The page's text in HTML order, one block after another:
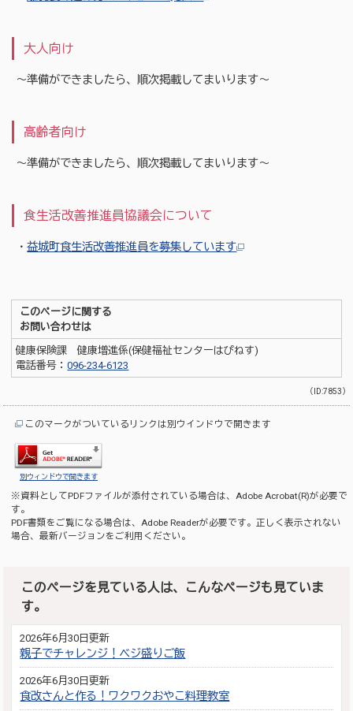
大人向け
～準備ができましたら、順次掲載してまいります～
高齢者向け
～準備ができましたら、順次掲載してまいります～
食生活改善推進員協議会について
・益城町食生活改善推進員を募集しています
このページに関する
お問い合わせは
健康保険課 健康増進係(保健福祉センターはぴねす)
電話番号：096-234-6123
（ID:7853）
このマークがついているリンクは別ウインドウで開きます
別ウィンドウで開きます
※資料としてPDFファイルが添付されている場合は、 Adobe Acrobat(R)が必要で
す。
PDF書類をご覧になる場合は、 Adobe Readerが必要です。正しく表示されない
場合、最新バージョンをご利用ください。
このページを見ている人は、こんなページも見ていま
す。
2026年6月30日更新
親子でチャレンジ！ベジ盛りご飯
2026年6月30日更新
食改さんと作る！ワクワクおやこ料理教室